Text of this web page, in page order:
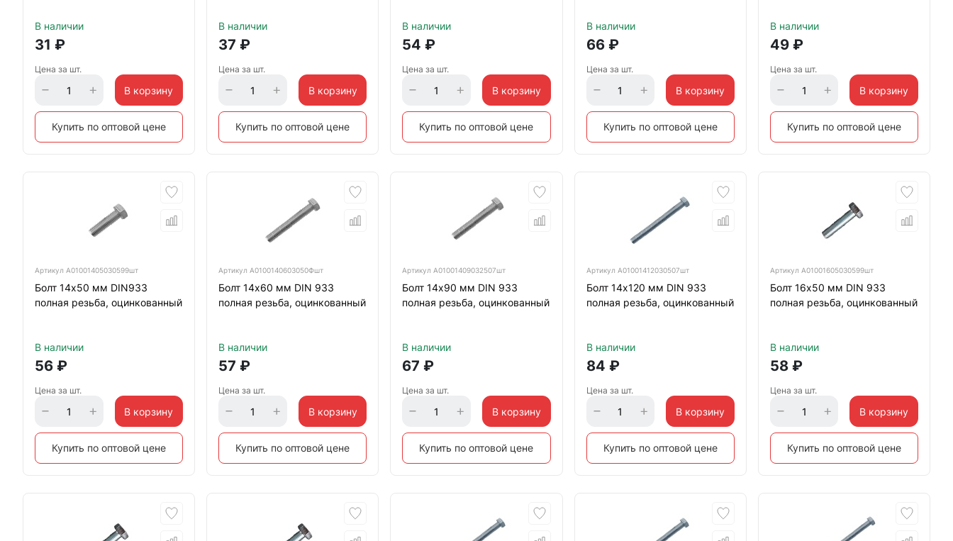
В наличии
31 ₽
Цена за шт.
В корзину
Купить по оптовой цене
В наличии
37 ₽
Цена за шт.
В корзину
Купить по оптовой цене
В наличии
54 ₽
Цена за шт.
В корзину
Купить по оптовой цене
В наличии
66₽
Цена за шт.
В корзину
Купить по оптовой цене
В наличии
49₽
Цена за шт.
В корзину
Купить по оптовой цене
Артикул А01001405030599шт
Болт 14х50 мм DIN933
полная резьба, оцинкованный
В наличии
56 ₽
Цена за шт.
В корзину
Купить по оптовой цене
Артикул А0100140603050Фшт
Болт 14х60 мм DIN 933
полная резьба, оцинкованный
В наличии
57 ₽
Цена за шт.
В корзину
Купить по оптовой цене
Артикул А01001409032507шт
Болт 14х90 мм DIN 933
полная резьба, оцинкованный
В наличии
67 ₽
Цена за шт.
В корзину
Купить по оптовой цене
Артикул А01001412030507шт
Болт 14х120 мм DIN 933
полная резьба, оцинкованный
В наличии
84 ₽
Цена за шт.
В корзину
Купить по оптовой цене
Артикул А01001605030599шт
Болт 16х50 мм DIN 933
полная резьба, оцинкованный
В наличии
58₽
Цена за шт.
В корзину
Купить по оптовой цене